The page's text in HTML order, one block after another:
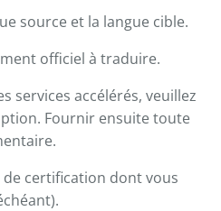
source et la langue cible.
officiel à traduire.
services accélérés, veuillez
Fournir ensuite toute
certification dont vous